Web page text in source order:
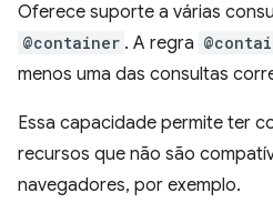
Oferece suporte a várias
@container . A regra
menos uma das consultas
Essa capacidade permite ter
recursos que não são
navegadores, por exemplo.